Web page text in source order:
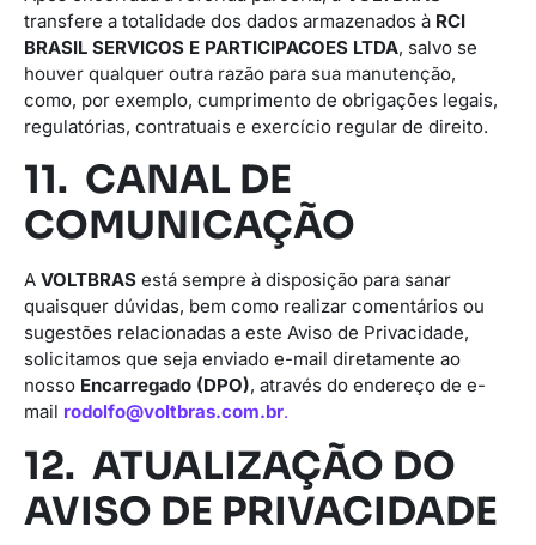
transfere a totalidade dos dados armazenados à RCI
BRASIL SERVICOS E PARTICIPACOES LTDA, salvo se
houver qualquer outra razão para sua manutenção,
como, por exemplo, cumprimento de obrigações legais,
regulatórias, contratuais e exercício regular de direito.
11. CANAL DE
COMUNICAÇÃO
A VOLTBRAS está sempre à disposição para sanar
quaisquer dúvidas, bem como realizar comentários ou
sugestões relacionadas a este Aviso de Privacidade,
solicitamos que seja enviado e-mail diretamente ao
nosso Encarregado (DPO), através do endereço de e-
mail rodolfo@voltbras.com.br.
12. ATUALIZAÇÃO DO
AVISO DE PRIVACIDADE